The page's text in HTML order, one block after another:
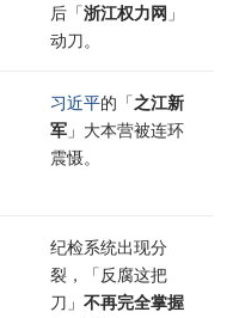
后「浙江权力网 」
动刀。
习近平的「之江新
军 」大本营被连环
震慑。
纪检系统出现分
裂，「反腐这把
刀」不再完全掌握